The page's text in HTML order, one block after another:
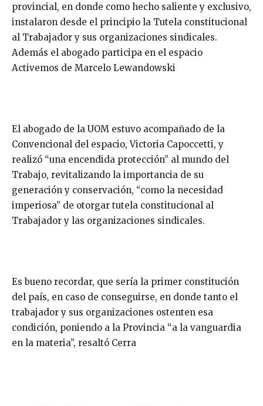
provincial, en donde como hecho saliente y exclusivo,
instalaron desde el principio la Tutela constitucional
al Trabajador y sus organizaciones sindicales.
Además el abogado participa en el espacio
Activemos de Marcelo Lewandowski
El abogado de la UOM estuvo acompañado de la
Convencional del espacio, Victoria Capoccetti, y
realizó “una encendida protección” al mundo del
Trabajo, revitalizando la importancia de su
generación y conservación, “como la necesidad
imperiosa” de otorgar tutela constitucional al
Trabajador y las organizaciones sindicales.
Es bueno recordar, que sería la primer constitución
del país, en caso de conseguirse, en donde tanto el
trabajador y sus organizaciones ostenten esa
condición, poniendo a la Provincia “a la vanguardia
en la materia”, resaltó Cerra